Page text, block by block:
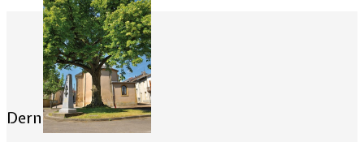
Dernières actualités